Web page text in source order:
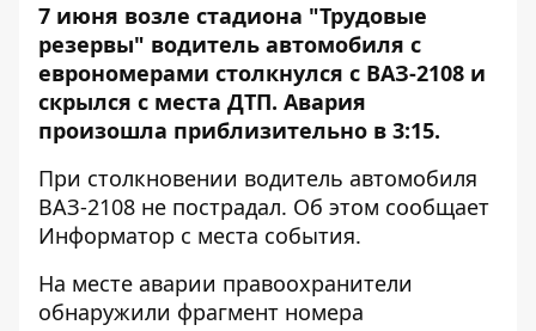
7 июня возле стадиона "Трудовые
резервы" водитель автомобиля с
еврономерами столкнулся с ВАЗ-2108 и
скрылся с места ДТП. Авария
произошла приблизительно в 3:15.
При столкновении водитель автомобиля
ВАЗ-2108 не пострадал. Об этом сообщает
Информатор с места события.
На месте аварии правоохранители
обнаружили фрагмент номера